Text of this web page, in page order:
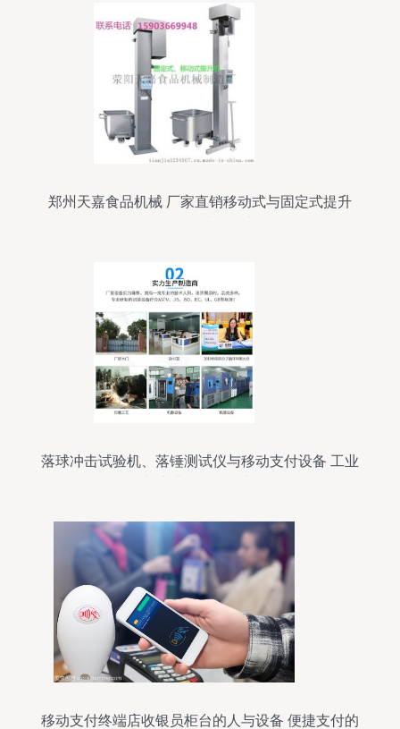
郑州天嘉食品机械 厂家直销移动式与固定式提升
落球冲击试验机、落锤测试仪与移动支付设备 工业
移动支付终端店收银员柜台的人与设备 便捷支付的